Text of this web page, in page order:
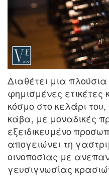
Διαθέτει μια
φημισμένες
κόσμο στο κελάρι
κάβα, με μοναδικές
εξειδικευμένο
απογειώνει τη
οινοποσίας με
γευσιγνωσίας